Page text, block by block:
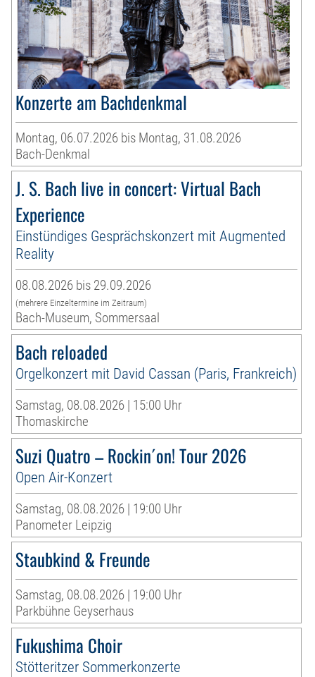
Konzerte am Bachdenkmal
Montag, 06.07.2026 bis Montag, 31.08.2026
Bach-Denkmal
J. S. Bach live in concert: Virtual Bach
Experience
Einstündiges Gesprächskonzert mit Augmented
Reality
08.08.2026 bis 29.09.2026
(mehrere Einzeltermine im Zeitraum)
Bach-Museum, Sommersaal
Bach reloaded
Orgelkonzert mit David Cassan (Paris, Frankreich)
Samstag, 08.08.2026 | 15:00 Uhr
Thomaskirche
Suzi Quatro – Rockin´on! Tour 2026
Open Air-Konzert
Samstag, 08.08.2026 | 19:00 Uhr
Panometer Leipzig
Staubkind & Freunde
Samstag, 08.08.2026 | 19:00 Uhr
Parkbühne Geyserhaus
Fukushima Choir
Stötteritzer Sommerkonzerte